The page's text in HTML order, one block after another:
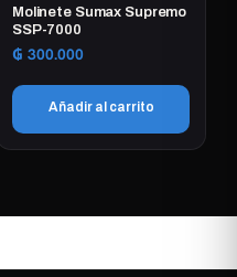
Molinete Sumax Supremo
SSP-7000
₲ 300.000
Añadir al carrito